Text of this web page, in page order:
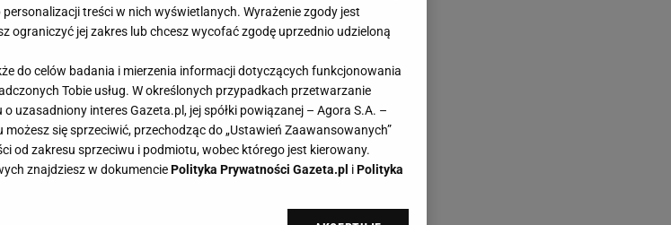
treści w nich wyświetlanych. Wyrażenie zgody jest
ograniczyć jej zakres lub chcesz wycofać zgodę uprzednio udzieloną
do celów badania i mierzenia informacji dotyczących funkcjonowania
Tobie usług. W określonych przypadkach przetwarzanie
uzasadniony interes Gazeta.pl, jej spółki powiązanej – Agora S.A. –
się sprzeciwić, przechodząc do „Ustawień Zaawansowanych”
od zakresu sprzeciwu i podmiotu, wobec którego jest kierowany.
znajdziesz w dokumenciePolityka Prywatności Gazeta.pl iPolityka